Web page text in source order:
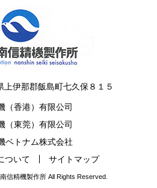
上伊那郡飯島町七久保８１５
（香港）有限公司
（東莞）有限公司
ベトナム株式会社
ついて
サイトマップ
信精機製作所 All Rights Reserved.